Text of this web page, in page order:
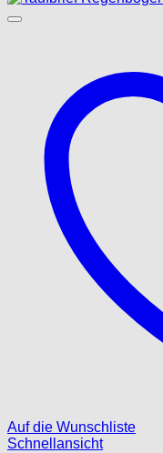
Auf die Wunschliste
Schnellansicht